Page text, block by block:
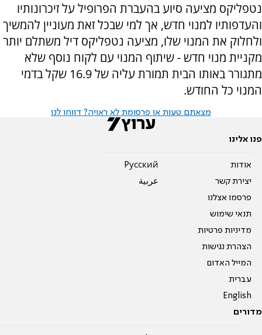
נטפליקס מציעה סיוע בהעברת הפרופיל על זיכרונותיו
והעדפותיו למנוי חדש, אך למי שבכל זאת מעוניין להמשיך
ולחלוק את המנוי שלו, מציעה נטפליקס דיל משתלם יותר
מקניית מנוי חדש - שיתוף המנוי עם לקוח נוסף שלא
מתגורר באותו הבית תמורת עליה של 16.9 שקל בדמי
המנוי כל החודש.
מצאתם טעות או פרסומת לא ראויה? דווחו לנו
פנו אלינו
אודות
יצירת קשר
פרסמו אצלנו
תנאי שימוש
מדיניות פרטיות
הצהרת נגישות
המייל האדום
עברית
English
Pусский
عربية
מדורים